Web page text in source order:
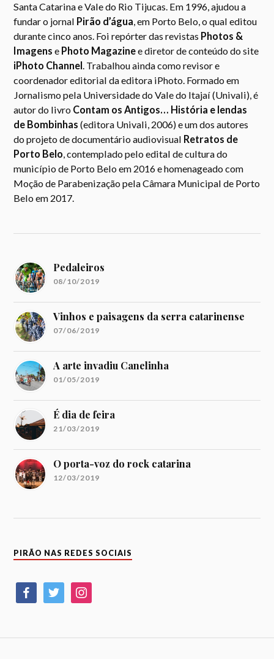
Santa Catarina e Vale do Rio Tijucas. Em 1996, ajudou a
fundar o jornal Pirão d’água, em Porto Belo, o qual editou
durante cinco anos. Foi repórter das revistas Photos &
Imagens e Photo Magazinee diretor de conteúdo do site
iPhoto Channel. Trabalhou ainda como revisor e
coordenador editorial da editora iPhoto. Formado em
Jornalismo pela Universidade do Vale do Itajaí (Univali), é
autor do livro Contam os Antigos… História e lendas
de Bombinhas (editora Univali, 2006) e um dos autores
do projeto de documentário audiovisual Retratos de
Porto Belo, contemplado pelo edital de cultura do
município de Porto Belo em 2016 e homenageado com
Moção de Parabenização pela Câmara Municipal de Porto
Belo em 2017.
Pedaleiros
08/10/2019
Vinhos e paisagens da serra catarinense
07/06/2019
A arte invadiu Canelinha
01/05/2019
É dia de feira
21/03/2019
O porta-voz do rock catarina
12/03/2019
PIRÃO NAS REDES SOCIAIS